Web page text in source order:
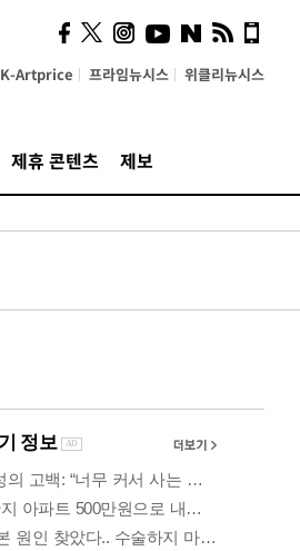
K-Artprice 프라임뉴시스 위클리뉴시스
제휴 콘텐츠 제보
시, 스마트폰 액세서리에
NFC 더했다